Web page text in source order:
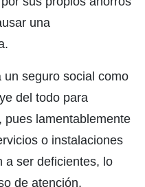
una
seguro social como
del todo para
pues lamentablemente
o instalaciones
a ser deficientes, lo
de atención,